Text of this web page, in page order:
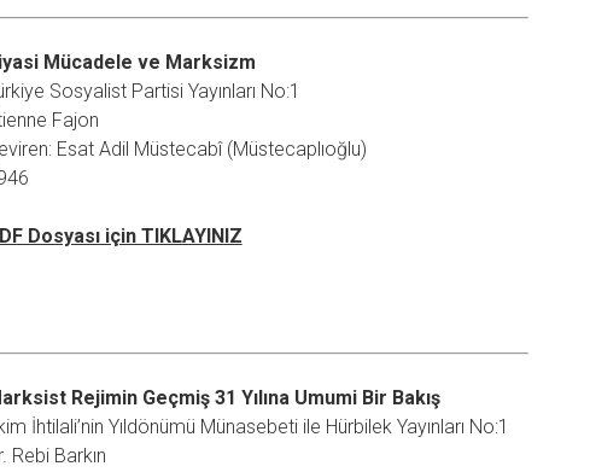
Mücadele ve Marksizm
Sosyalist Partisi Yayınları No:1
Fajon
Esat Adil Müstecabî (Müstecaplıoğlu)
Dosyası için TIKLAYINIZ
Rejimin Geçmiş 31 Yılına Umumi Bir Bakış
İhtilali’nin Yıldönümü Münasebeti ile Hürbilek Yayınları No:1
Rebi Barkın